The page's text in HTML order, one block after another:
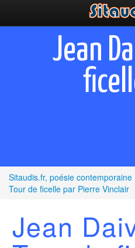
Incitations
Prescriptions
Jean
Sitaudis.fr, poésie contemporaine
Tour de ficelle par Pierre Vinclair
Jean